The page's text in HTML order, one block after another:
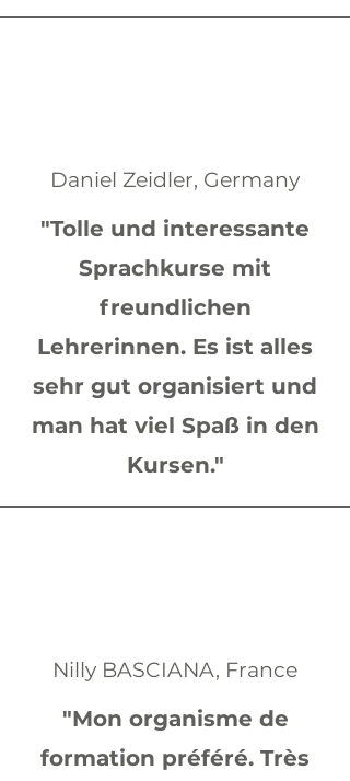
Daniel Zeidler, Germany
"Tolle und interessante
Sprachkurse mit
freundlichen
Lehrerinnen. Es ist alles
sehr gut organisiert und
man hat viel Spaß in den
Kursen."
Nilly BASCIANA, France
"Mon organisme de
formation préféré. Très